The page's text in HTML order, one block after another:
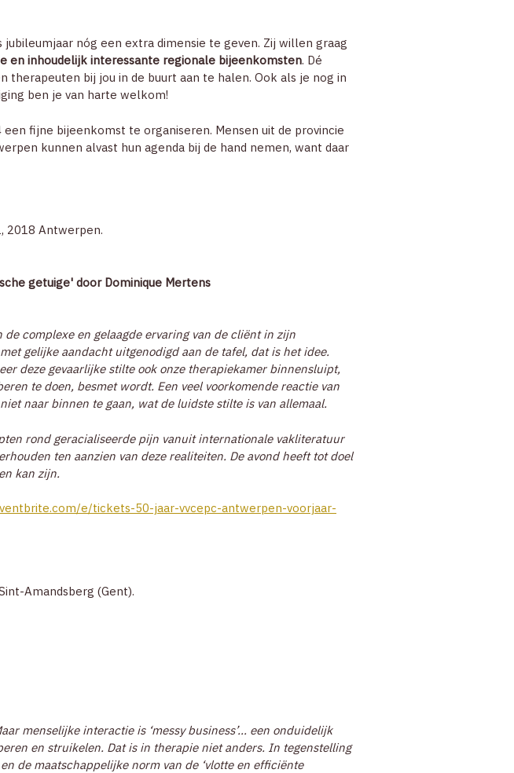
nóg een extra dimensie te geven. Zij willen graag
en inhoudelijk interessante regionale bijeenkomsten. Dé
bij jou in de buurt aan te halen. Ook als je nog in
ben je van harte welkom!
fijne bijeenkomst te organiseren. Mensen uit de provincie
kunnen alvast hun agenda bij de hand nemen, want daar
2018 Antwerpen.
getuige' door Dominique Mertens
complexe en gelaagde ervaring van de cliënt in zijn
gelijke aandacht uitgenodigd aan de tafel, dat is het idee.
deze gevaarlijke stilte ook onze therapiekamer binnensluipt,
te doen, besmet wordt. Een veel voorkomende reactie van
naar binnen te gaan, wat de luidste stilte is van allemaal.
rond geracialiseerde pijn vanuit internationale vakliteratuur
ten aanzien van deze realiteiten. De avond heeft tot doel
kan zijn.
e/tickets-50-jaar-vvcepc-antwerpen-voorjaar-
Amandsberg (Gent).
menselijke interactie is ‘messy business’… een onduidelijk
en struikelen. Dat is in therapie niet anders. In tegenstelling
de maatschappelijke norm van de ‘vlotte en efficiënte